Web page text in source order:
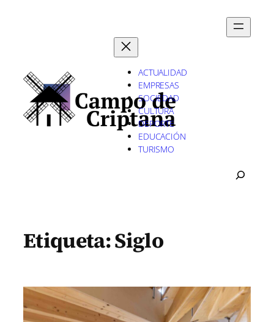
ACTUALIDAD
EMPRESAS
SOCIEDAD
CULTURA
DEPORTE
EDUCACIÓN
TURISMO
Etiqueta:Siglo